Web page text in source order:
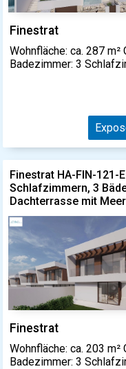
Finestrat
Wohnfläche: ca. 287 m²
Badezimmer: 3
Finestrat HA-FIN-121-
Schlafzimmern, 3
Dachterrasse mit
Finestrat
Wohnfläche: ca. 203 m²
Badezimmer: 3